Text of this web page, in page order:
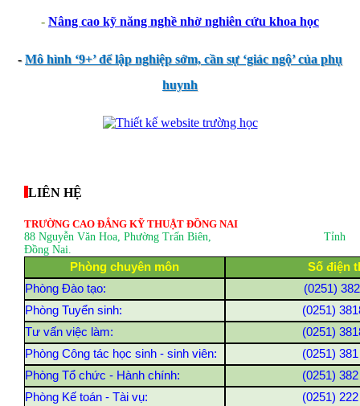
- Nâng cao kỹ năng nghề nhờ nghiên cứu khoa học
-Mô hình ‘9+’ để lập nghiệp sớm, cần sự ‘giác ngộ’ của phụ
huynh
LIÊN HỆ
TRƯỜNG CAO ĐẲNG KỸ THUẬT ĐỒNG NAI
88 Nguyễn Văn Hoa, Phường Trấn Biên , Tỉnh
Đồng Nai.
Phòng chuyên môn
Số điện
Phòng Đào tạo:
(0251)
Phòng Tuyển sinh:
(0251)
Tư vấn việc làm:
(0251)
Phòng Công tác học sinh - sinh viên:
(0251)
Phòng Tổ chức - Hành chính:
(0251)
Phòng Kế toán - Tài vụ:
(0251)